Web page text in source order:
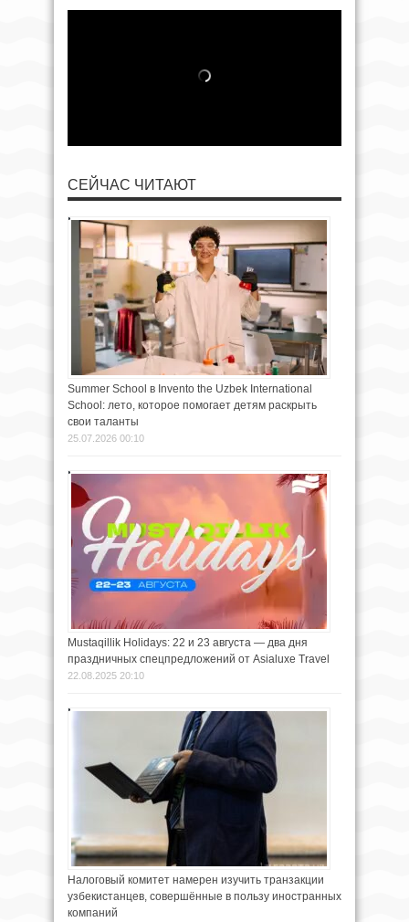
СЕЙЧАС ЧИТАЮТ
Summer School в Invento the Uzbek International
School: лето, которое помогает детям раскрыть
свои таланты
25.07.2026 00:10
Mustaqillik Holidays: 22 и 23 августа — два дня
праздничных спецпредложений от Asialuxe Travel
22.08.2025 20:10
Налоговый комитет намерен изучить транзакции
узбекистанцев, совершённые в пользу иностранных
компаний